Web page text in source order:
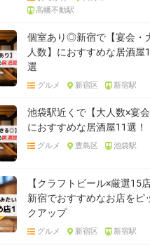
高幡不動駅
個室あり◎新宿で【宴会・
人数】におすすめな居酒屋
選
グルメ 新宿区 新宿駅
池袋駅近くで【大人数×宴会
におすすめな居酒屋11選！
グルメ 豊島区 池袋駅
【クラフトビール×厳選15店
新宿でおすすめなお店をピ
クアップ
グルメ 新宿区 新宿駅